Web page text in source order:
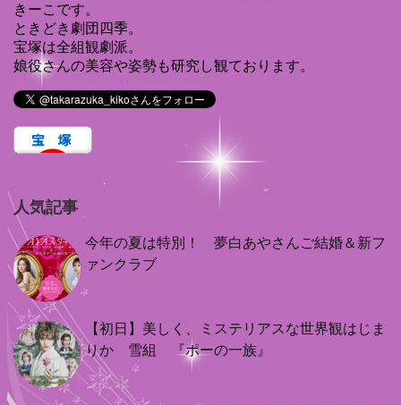
きーこです。
ときどき劇団四季。
宝塚は全組観劇派。
娘役さんの美容や姿勢も研究し観ております。
人気記事
今年の夏は特別！ 夢白あやさんご結婚＆新フ
ァンクラブ
【初日】美しく、ミステリアスな世界観はじま
りか 雪組 『ポーの一族』